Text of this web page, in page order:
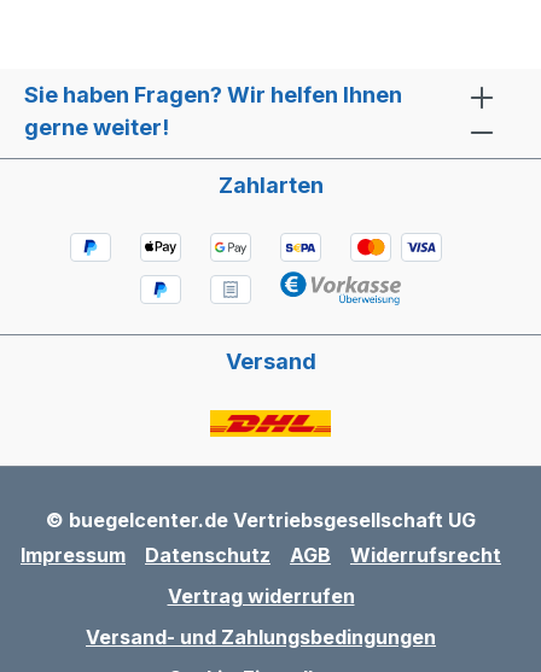
Sie haben Fragen? Wir helfen Ihnen
gerne weiter!
Zahlarten
Versand
© buegelcenter.de Vertriebsgesellschaft UG
Impressum
Datenschutz AGB
Widerrufsrecht
Vertrag widerrufen
Versand- und Zahlungsbedingungen